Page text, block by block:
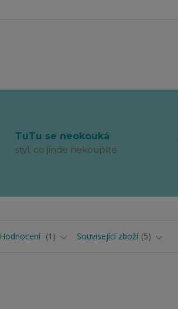
TuTu se neokouká
styl, co jinde nekoupíte
Hodnocení 1 Související zboží 5